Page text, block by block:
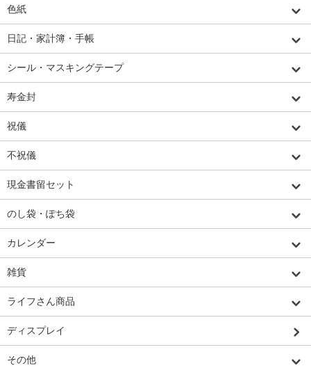
色紙
日記・家計簿・手帳
シール・マスキングテープ
寿金封
祝儀
不祝儀
現金書留セット
のし袋・ぽち袋
カレンダー
雑貨
ライフさん商品
ディスプレイ
その他